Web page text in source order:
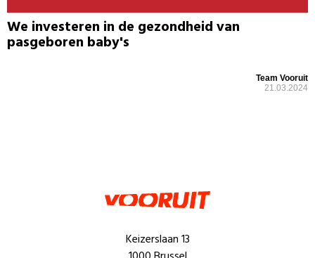
We investeren in de gezondheid van
pasgeboren baby's
Team Vooruit
21.03.2024
Keizerslaan 13